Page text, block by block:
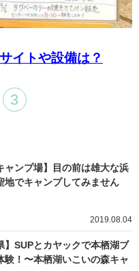
イトや設備は？
3
ャンプ場】目の前は雄大な浜
地でキャンプしてみません
2019.08.04
】SUPとカヤックで本栖湖ブ
験！〜本栖湖いこいの森キャ